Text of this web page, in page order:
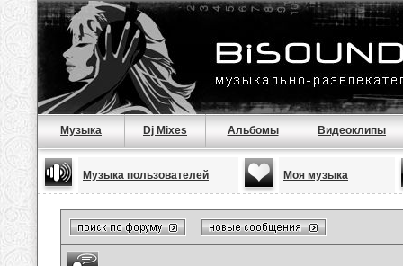
Музыка Dj Mixes Альбомы Видеоклипы
Музыка пользователей Моя музыка